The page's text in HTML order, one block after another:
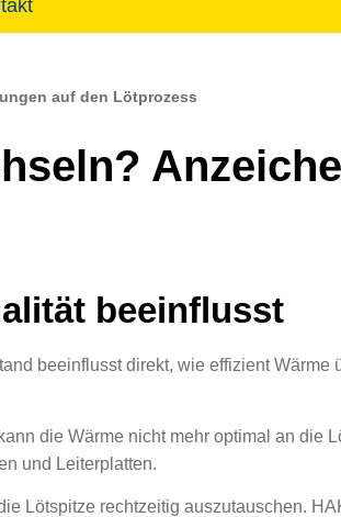
auf den Lötprozess
beeinflusst
beeinflusst direkt, wie effizient
die Wärme nicht mehr optimal an die
und Leiterplatten.
Lötspitze rechtzeitig auszutauschen.